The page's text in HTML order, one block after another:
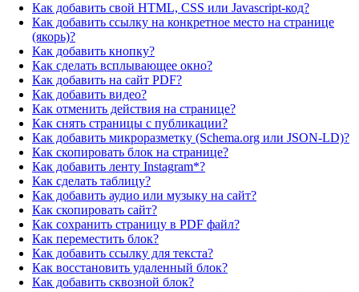
Как добавить свой HTML, CSS или Javascript-код?
Как добавить ссылку на конкретное место на странице
(якорь)?
Как добавить кнопку?
Как сделать всплывающее окно?
Как добавить на сайт PDF?
Как добавить видео?
Как отменить действия на странице?
Как снять страницы с публикации?
Как добавить микроразметку (Schema.org или JSON-LD)?
Как скопировать блок на странице?
Как добавить ленту Instagram*?
Как сделать таблицу?
Как добавить аудио или музыку на сайт?
Как скопировать сайт?
Как сохранить страницу в PDF файл?
Как переместить блок?
Как добавить ссылку для текста?
Как восстановить удаленный блок?
Как добавить сквозной блок?